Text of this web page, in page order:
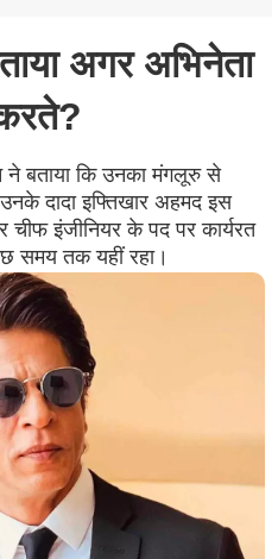
अगर अभिनेता
ने बताया कि उनका मंगलूरु से
दादा इफ्तिखार अहमद इस
चीफ इंजीनियर के पद पर कार्यरत
समय तक यहीं रहा।